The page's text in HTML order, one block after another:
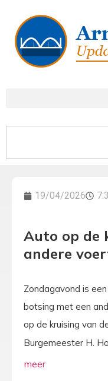
19/04/2026
Auto op de
andere
Zondagavond is
botsing met een
op de kruising van
Burgemeester H.